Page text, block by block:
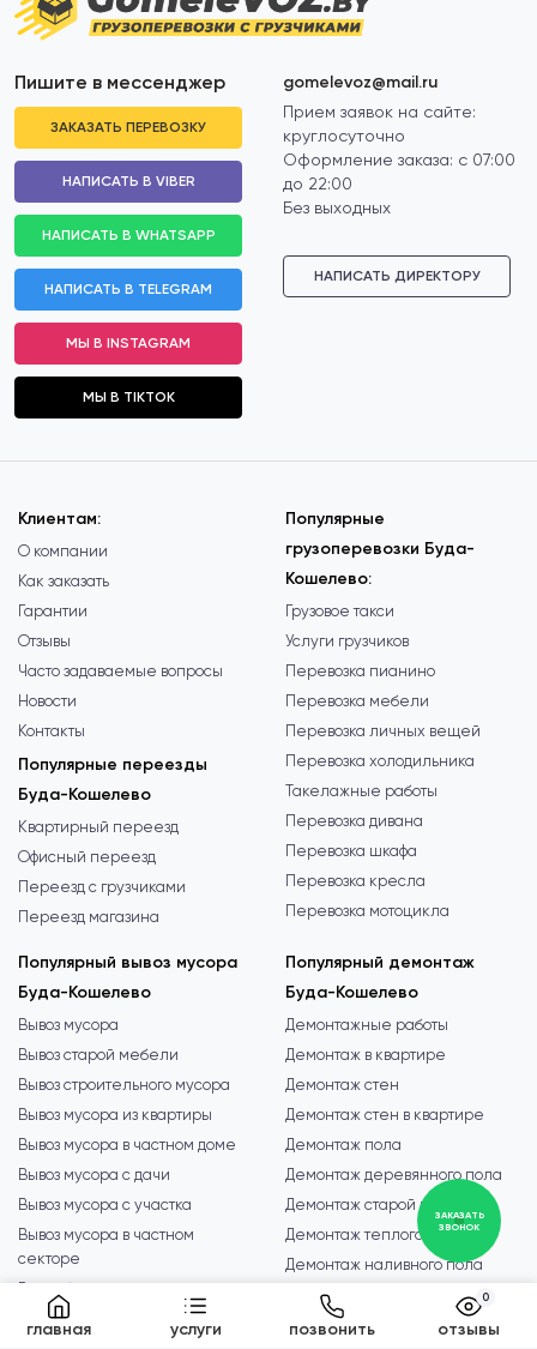
главная услуги позвонить отзывы
0
Пишите в мессенджер
ЗАКАЗАТЬ ПЕРЕВОЗКУ
НАПИСАТЬ В VIBER
НАПИСАТЬ В WHATSAPP
НАПИСАТЬ В TELEGRAM
МЫ В INSTAGRAM
МЫ В TIKTOK
gomelevoz@mail.ru
Прием заявок на сайте:
круглосуточно
Оформление заказа: с 07:00
до 22:00
Без выходных
НАПИСАТЬ ДИРЕКТОРУ
Клиентам:
О компании
Как заказать
Гарантии
Отзывы
Часто задаваемые вопросы
Новости
Контакты
Популярные переезды
Буда-Кошелево
Квартирный переезд
Офисный переезд
Переезд с грузчиками
Переезд магазина
Популярные
грузоперевозки Буда-
Кошелево:
Грузовое такси
Услуги грузчиков
Перевозка пианино
Перевозка мебели
Перевозка личных вещей
Перевозка холодильника
Такелажные работы
Перевозка дивана
Перевозка шкафа
Перевозка кресла
Перевозка мотоцикла
Популярный вывоз мусора
Буда-Кошелево
Вывоз мусора
Вывоз старой мебели
Вывоз строительного мусора
Вывоз мусора из квартиры
Вывоз мусора в частном доме
Вывоз мусора с дачи
Вывоз мусора с участка
Вывоз мусора в частном
секторе
Вывоз бытового мусора
Вывоз крупногабаритного
Популярный демонтаж
Буда-Кошелево
Демонтажные работы
Демонтаж в квартире
Демонтаж стен
Демонтаж стен в квартире
Демонтаж пола
Демонтаж деревянного пола
Демонтаж старой плитки
Демонтаж теплого пола
Демонтаж наливного пола
Снос дома
Снос зданий и сооружений
ЗАКАЗАТЬ
ЗВОНОК